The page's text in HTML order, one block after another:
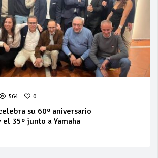
564 0
su 60º aniversario
35º junto a Yamaha